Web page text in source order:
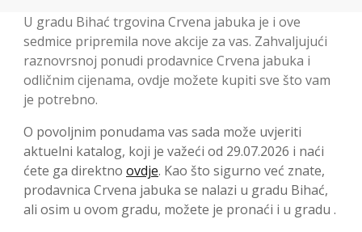
U gradu Bihać trgovina Crvena jabuka je i ove
sedmice pripremila nove akcije za vas. Zahvaljujući
raznovrsnoj ponudi prodavnice Crvena jabuka i
odličnim cijenama, ovdje možete kupiti sve što vam
je potrebno.
O povoljnim ponudama vas sada može uvjeriti
aktuelni katalog, koji je važeći od 29.07.2026 i naći
ćete ga direktno ovdje. Kao što sigurno već znate,
prodavnica Crvena jabuka se nalazi u gradu Bihać,
ali osim u ovom gradu, možete je pronaći i u gradu .